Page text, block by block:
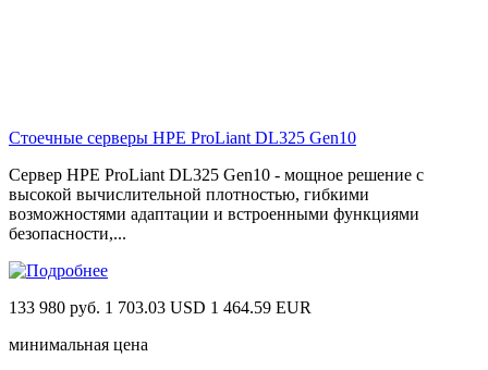
Стоечные серверы HPE ProLiant DL325 Gen10
Сервер HPE ProLiant DL325 Gen10 - мощное решение с
высокой вычислительной плотностью, гибкими
возможностями адаптации и встроенными функциями
безопасности,...
133 980 руб. 1 703.03 USD 1 464.59 EUR
минимальная цена